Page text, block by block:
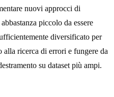
nuovi approcci di
piccolo da essere
diversificato per
alla ricerca di errori e fungere da
su dataset più ampi.